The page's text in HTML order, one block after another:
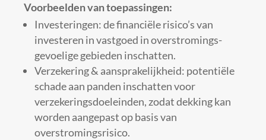
Voorbeelden van toepassingen:
Investeringen: de financiële risico’s van
investeren in vastgoed in overstromings­
gevoelige gebieden inschatten.
Verzekering & aansprakelijkheid: potentiële
schade aan panden inschatten voor
verzekeringsdoeleinden, zodat dekking kan
worden aangepast op basis van
overstromingsrisico.